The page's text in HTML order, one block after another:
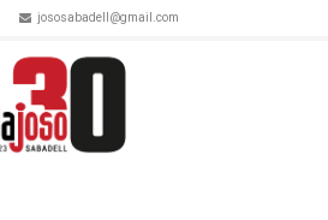
jososabadell@gmail.com